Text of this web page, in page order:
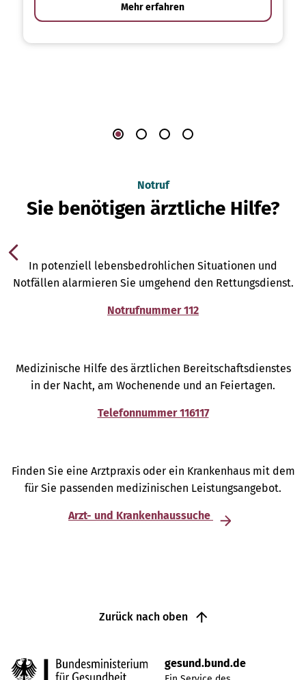
Mehr erfahren
Notruf
Sie benötigen ärztliche Hilfe?
In potenziell lebensbedrohlichen Situationen und
Notfällen alarmieren Sie umgehend den Rettungsdienst.
Notrufnummer 112
Medizinische Hilfe des ärztlichen Bereitschaftsdienstes
in der Nacht, am Wochenende und an Feiertagen.
Telefonnummer 116117
Finden Sie eine Arztpraxis oder ein Krankenhaus mit dem
für Sie passenden medizinischen Leistungsangebot.
Arzt- und Krankenhaussuche
Zurück nach oben
gesund.bund.de